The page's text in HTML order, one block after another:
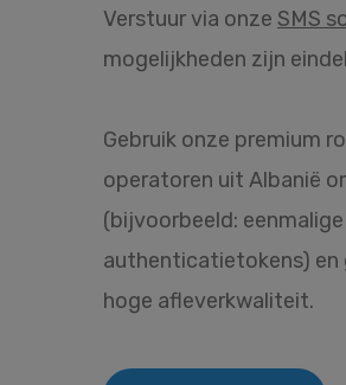
Verstuur via onze SMS
mogelijkheden zijn
Gebruik onze premium
operatoren uit Albanië
(bijvoorbeeld:
authenticatietokens) en
hoge afleverkwaliteit.